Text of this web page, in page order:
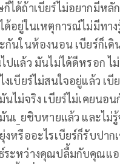
ได้ถ้าเบียร์ไม่อยากมีหลั
ด้อยู่ในเหตุการณ์ไม่มีท
กันในห้องนอน เบียร์ก็เ
ปแล้ว มันไม่ได้ดีหรอก ไ
งเบียร์ไม่สนใจอยู่แล้ว เ
นไม่จริง เบียร์ไม่เคยนอ
นเ_ยชิบหายแล้ว และไม่
งหรืออะไรเบียร์ก็รับปาก
ะหว่างคุณปลื้มกับคุณแอ